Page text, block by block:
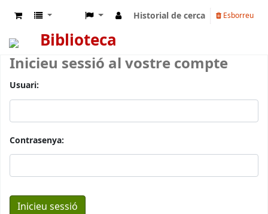
Historial de cerca Esborreu
Biblioteca
Inicieu sessió al vostre compte
Usuari:
Contrasenya: